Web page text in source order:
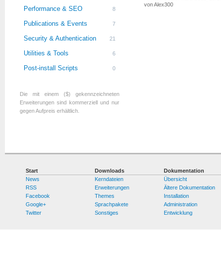
Performance & SEO 8
Publications & Events 7
Security & Authentication 21
Utilities & Tools 6
Post-install Scripts 0
Die mit einem ($) gekennzeichneten
Erweiterungen sind kommerziell und nur
gegen Aufpreis erhältlich.
von Alex300
Start
News
RSS
Facebook
Google+
Twitter
Downloads
Kerndateien
Erweiterungen
Themes
Sprachpakete
Sonstiges
Dokumentation
Übersicht
Ältere Dokumentation
Installation
Administration
Entwicklung